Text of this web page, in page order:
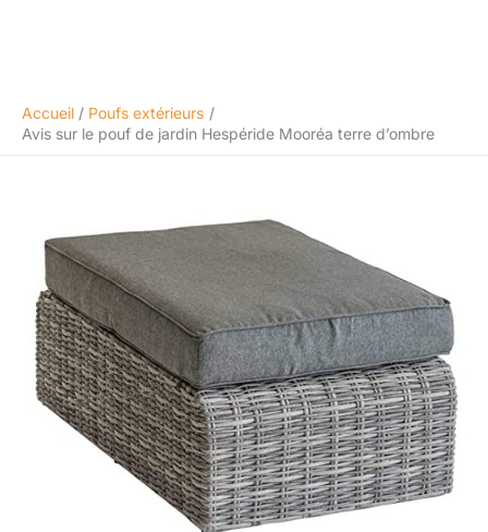
Accueil
Poufs extérieurs
Avis sur le pouf de jardin Hespéride Mooréa terre d’ombre